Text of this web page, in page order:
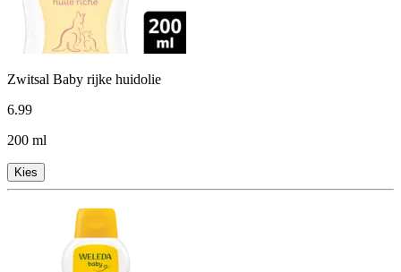
Zwitsal Baby rijke huidolie
6.99
200 ml
Kies